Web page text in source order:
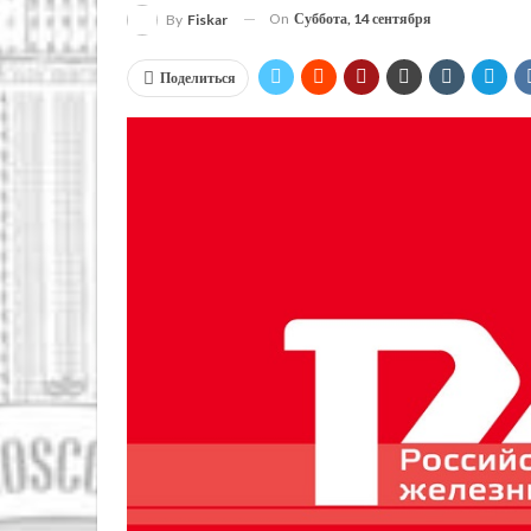
By Fiskar On Суббота, 14 сентября
Поделиться